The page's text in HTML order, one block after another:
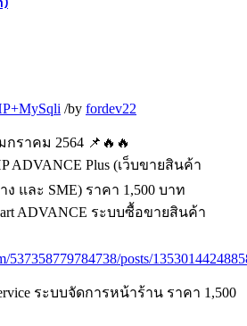
/by fordev22
กราคม 2564 📌🔥🔥
ADVANCE Plus (เว็บขายสินค้า
และ SME) ราคา 1,500 บาท
ADVANCE ระบบซื้อขายสินค้า
537358779784738/posts/
ระบบจัดการหน้าร้าน ราคา 1,500